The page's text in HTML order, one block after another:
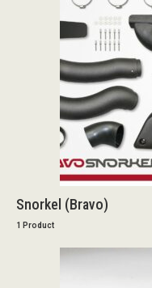
Snorkel (Bravo)
1 Product